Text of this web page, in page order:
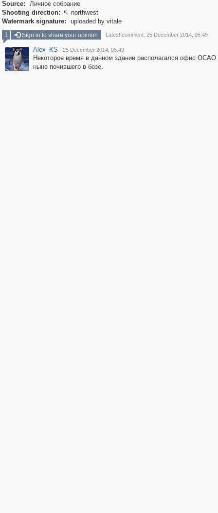
Source:
Личное собрание
Shooting direction:  northwest
Watermark signature:
uploaded by vitale
1
Sign in to share your opinion Latest comment: 25 December 2014, 05:49
Alex_KS · 25 December 2014, 05:49
Некоторое время в данном здании располагался офис ОСАО
ныне почившего в бозе.